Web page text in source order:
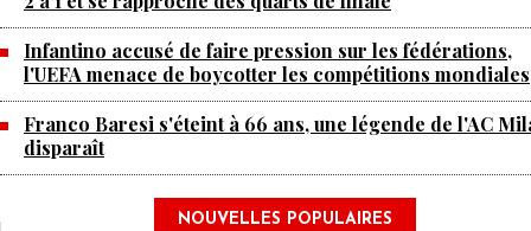
Infantino accusé de faire pression sur les fédérations,
l'UEFA menace de boycotter les compétitions mondiales
Franco Baresi s'éteint à 66 ans, une légende de l'AC
disparaît
NOUVELLES POPULAIRES